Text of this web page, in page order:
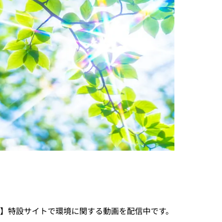
設サイトで環境に関する動画を配信中です。